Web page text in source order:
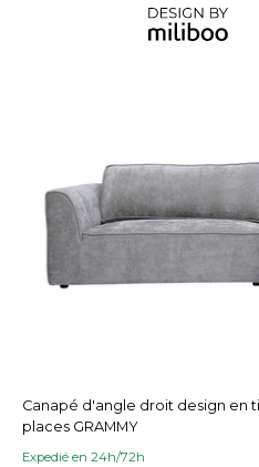
Canapé d'angle droit design en
places GRAMMY
Expedié en 24h/72h